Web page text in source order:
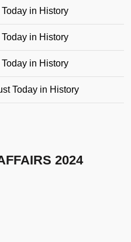
Today in History
Today in History
Today in History
Today in History
2024